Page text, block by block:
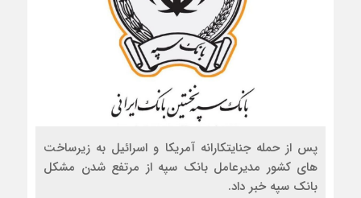
پس از حمله جنایتکارانه آمریکا و اسرائیل به زیرساخت
های کشور مدیرعامل بانک سپه از مرتفع شدن مشکل
بانک سپه خبر داد.